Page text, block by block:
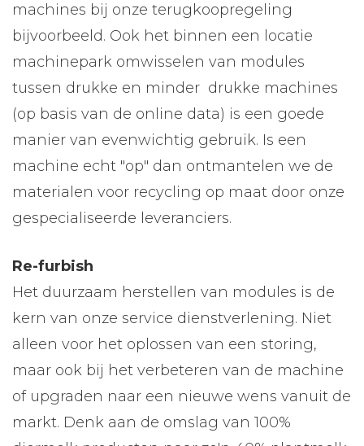
machines bij onze terugkoopregeling
bijvoorbeeld. Ook het binnen een locatie
machinepark omwisselen van modules
tussen drukke en minder drukke machines
(op basis van de online data) is een goede
manier van evenwichtig gebruik. Is een
machine echt "op" dan ontmantelen we de
materialen voor recycling op maat door onze
gespecialiseerde leveranciers.
Re-furbish
Het duurzaam herstellen van modules is de
kern van onze service dienstverlening. Niet
alleen voor het oplossen van een storing,
maar ook bij het verbeteren van de machine
of upgraden naar een nieuwe wens vanuit de
markt. Denk aan de omslag van 100%